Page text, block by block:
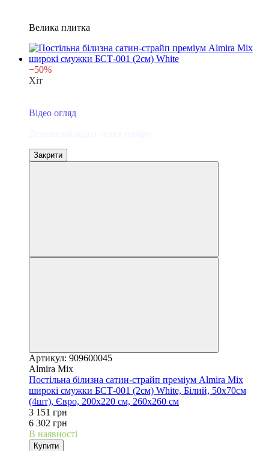
Велика плитка
−50%
Хіт
Відео огляд
Закрити
Артикул: 909600045
Almira Mix
Постільна білизна сатин-страйп преміум Almira Mix
широкі смужки БСТ-001 (2см) White, Білий, 50х70см
(4шт), Євро, 200х220 см, 260х260 см
3 151 грн
6 302 грн
В наявності
Купити